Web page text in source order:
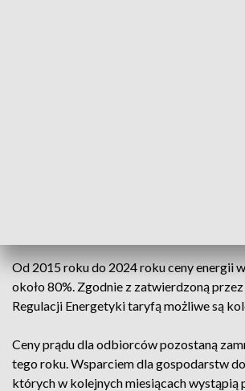
Od 2015 roku do 2024 roku ceny energii
około 80%. Zgodnie z zatwierdzoną
Regulacji Energetyki taryfą możliwe są
Ceny prądu dla odbiorców pozostaną
tego roku. Wsparciem dla gospodarstw
których w kolejnych miesiącach wystąpią